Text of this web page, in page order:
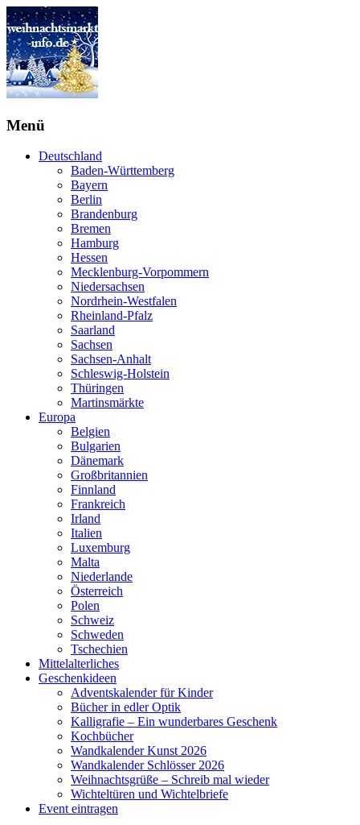
Menü
Deutschland
Baden-Württemberg
Bayern
Berlin
Brandenburg
Bremen
Hamburg
Hessen
Mecklenburg-Vorpommern
Niedersachsen
Nordrhein-Westfalen
Rheinland-Pfalz
Saarland
Sachsen
Sachsen-Anhalt
Schleswig-Holstein
Thüringen
Martinsmärkte
Europa
Belgien
Bulgarien
Dänemark
Großbritannien
Finnland
Frankreich
Irland
Italien
Luxemburg
Malta
Niederlande
Österreich
Polen
Schweiz
Schweden
Tschechien
Mittelalterliches
Geschenkideen
Adventskalender für Kinder
Bücher in edler Optik
Kalligrafie – Ein wunderbares Geschenk
Kochbücher
Wandkalender Kunst 2026
Wandkalender Schlösser 2026
Weihnachtsgrüße – Schreib mal wieder
Wichteltüren und Wichtelbriefe
Event eintragen